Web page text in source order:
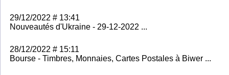
29/12/2022 # 13:41
Nouveautés d'Ukraine - 29-12-2022 ...
28/12/2022 # 15:11
Bourse - Timbres, Monnaies, Cartes Postales à Biwer ...